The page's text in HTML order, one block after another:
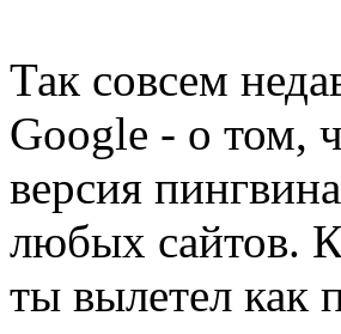
Так совсем
Google - о том,
версия
любых сайтов.
ты вылетел как